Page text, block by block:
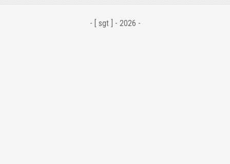
- [ sgt ] - 2026 -